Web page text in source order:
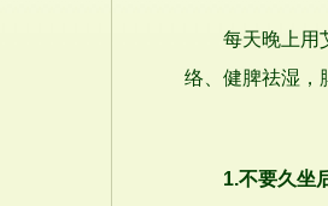
每天晚上用艾
络、健脾祛湿，
1.不要久坐